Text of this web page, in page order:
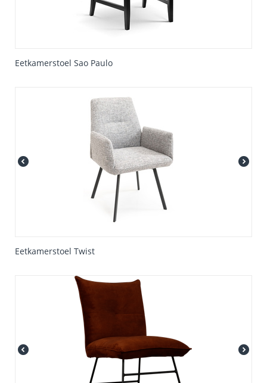
Eetkamerstoel Sao Paulo
Eetkamerstoel Twist